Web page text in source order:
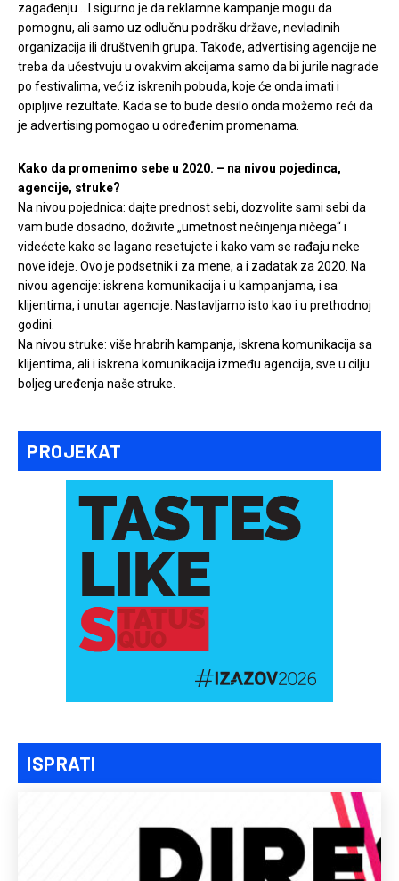
PROJEKAT
ISPRATI
zagađenju… I sigurno je da reklamne kampanje mogu da
pomognu, ali samo uz odlučnu podršku države, nevladinih
organizacija ili društvenih grupa. Takođe, advertising agencije ne
treba da učestvuju u ovakvim akcijama samo da bi jurile nagrade
po festivalima, već iz iskrenih pobuda, koje će onda imati i
opipljive rezultate. Kada se to bude desilo onda možemo reći da
je advertising pomogao u određenim promenama.
Kako da promenimo sebe u 2020. – na nivou pojedinca,
agencije, struke?
Na nivou pojednica: dajte prednost sebi, dozvolite sami sebi da
vam bude dosadno, doživite „umetnost nečinjenja ničega“ i
videćete kako se lagano resetujete i kako vam se rađaju neke
nove ideje. Ovo je podsetnik i za mene, a i zadatak za 2020. Na
nivou agencije: iskrena komunikacija i u kampanjama, i sa
klijentima, i unutar agencije. Nastavljamo isto kao i u prethodnoj
godini.
Na nivou struke: više hrabrih kampanja, iskrena komunikacija sa
klijentima, ali i iskrena komunikacija između agencija, sve u cilju
boljeg uređenja naše struke.